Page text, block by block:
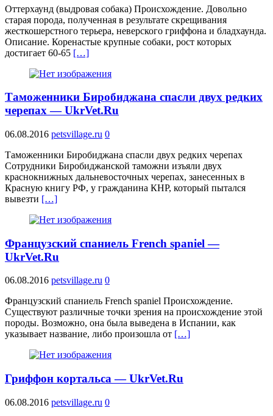
Оттерхаунд (выдровая собака) Происхождение. Довольно
старая порода, полученная в результате скрещивания
жесткошерстного терьера, неверского гриффона и бладхаунда.
Описание. Коренастые крупные собаки, рост которых
достигает 60-65 […]
Таможенники Биробиджана спасли двух редких
черепах — UkrVet.Ru
06.08.2016 petsvillage.ru 0
Таможенники Биробиджана спасли двух редких черепах
Сотрудники Биробиджанской таможни изъяли двух
краснокнижных дальневосточных черепах, занесенных в
Красную книгу РФ, у гражданина КНР, который пытался
вывезти […]
Французский спаниель French spaniel —
UkrVet.Ru
06.08.2016 petsvillage.ru 0
Французский спаниель French spaniel Происхождение.
Существуют различные точки зрения на происхождение этой
породы. Возможно, она была выведена в Испании, как
указывает название, либо произошла от […]
Гриффон кортальса — UkrVet.Ru
06.08.2016 petsvillage.ru 0